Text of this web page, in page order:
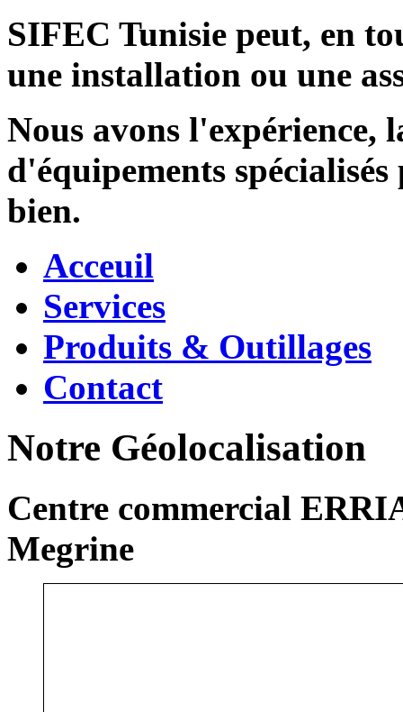
SIFEC Tunisie peut, en
une installation ou une
Nous avons l'expérience,
d'équipements
bien.
Acceuil
Services
Produits & Outillages
Contact
Notre Géolocalisation
Centre commercial
Megrine